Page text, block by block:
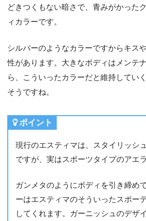
どきつくもない暗さで、青みがかった
ィカラーです。
シルバーのようなカラーですからキス
性があります。大きなボディはメンテ
ら、こういったカラーだと維持してい
そうですね。
ポイント
現行のエスティマは、スタイリッシ
ですが、実はスポーツタイプのアエ
ガンメタのようにボディを引き締め
ーはエスティマのそういったスポー
してくれます。ガーニッシュのデザ